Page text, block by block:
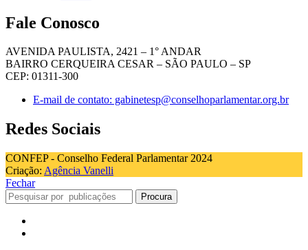
Fale Conosco
AVENIDA PAULISTA, 2421 – 1° ANDAR
BAIRRO CERQUEIRA CESAR – SÃO PAULO – SP
CEP: 01311-300
E-mail de contato: gabinetesp@conselhoparlamentar.org.br
Redes Sociais
CONFEP - Conselho Federal Parlamentar 2024
Criação: Agência Vanelli
Fechar
Procura